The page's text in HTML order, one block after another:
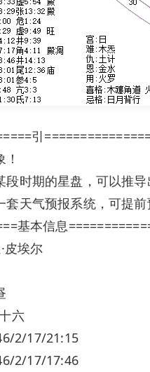
引
时期的星盘，可以推导
套天气预报系统，可提
基本信息
皮埃尔
六
2/17/21:15
2/17/17:46